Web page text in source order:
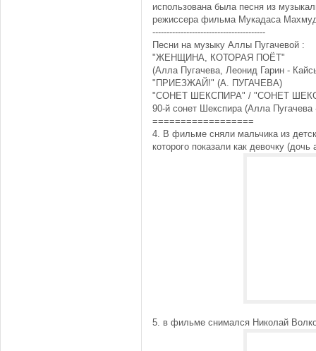
использована была песня из
режиссера фильма Мукадаса
----------------------------------------
Песни на музыку Аллы Пугачевой :
"ЖЕНЩИНА, КОТОРАЯ ПОЁТ"
(Алла Пугачева, Леонид Гарин -
"ПРИЕЗЖАЙ!" (А. ПУГАЧЕВА)
"СОНЕТ ШЕКСПИРА" / "СОНЕТ
90-й сонет Шекспира (Алла
==================
4. В фильме сняли мальчика из
которого показали как девочку (дочь
5. в фильме снимался Николай